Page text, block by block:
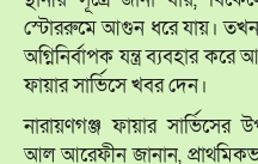
স্টোররুমে আগুন ধরে যায়। তখন
অগ্নিনির্বাপক যন্ত্র ব্যবহার করে
ফায়ার সার্ভিসে খবর দেন।
নারায়ণগঞ্জ ফায়ার
আল আরেফীন জানান,